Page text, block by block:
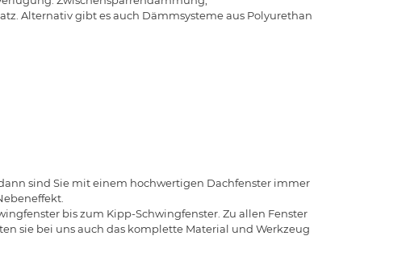
Alternativ gibt es auch Dämmsysteme aus Polyurethan
sind Sie mit einem hochwertigen Dachfenster immer
bis zum Kipp-Schwingfenster. Zu allen Fenster
sie bei uns auch das komplette Material und Werkzeug